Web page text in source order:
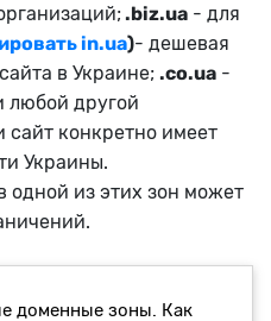
.biz.ua - для
in.ua)- дешевая
в Украине; .co.ua -
любой другой
сайт конкретно имеет
Украины.
одной из этих зон может